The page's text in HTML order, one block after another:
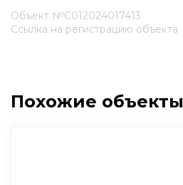
Объект №С012024017413
Ссылка на регистрацию объекта
Похожие объекты